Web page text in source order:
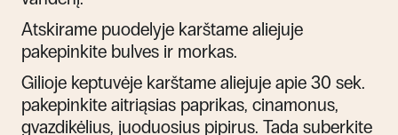
Atskirame puodelyje karštame aliejuje
pakepinkite bulves ir morkas.
Gilioje keptuvėje karštame aliejuje apie 30 sek.
pakepinkite aitriąsias paprikas, cinamonus,
gvazdikėlius, juoduosius pipirus. Tada suberkite